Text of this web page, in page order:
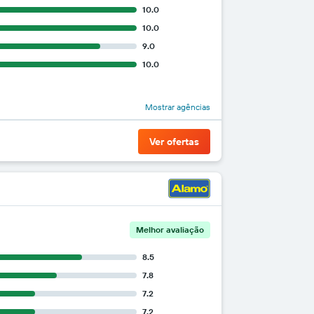
10.0
10.0
9.0
10.0
Mostrar agências
Ver ofertas
Melhor avaliação
8.5
7.8
7.2
7.2